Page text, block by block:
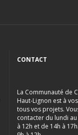
CONTACT
La Communauté de
Haut-Lignon est à
tous vos projets.
contacter du lundi
à 12h et de 14h à